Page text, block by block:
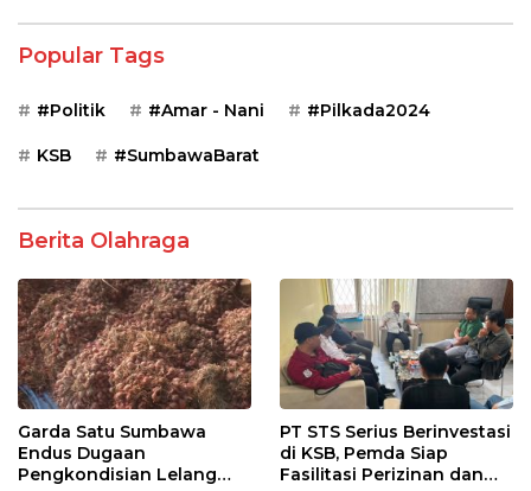
Popular Tags
#Politik #Amar - Nani #Pilkada2024
KSB #SumbawaBarat
Berita Olahraga
Garda Satu Sumbawa
Endus Dugaan
Pengkondisian Lelang
PT STS Serius Berinvestasi
di KSB, Pemda Siap
Fasilitasi Perizinan dan